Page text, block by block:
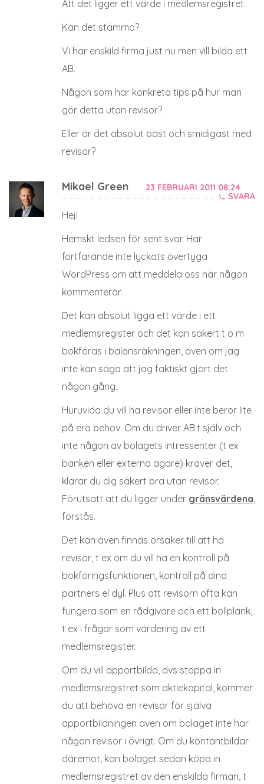
Att det ligger ett värde i medlemsregistret.
Kan det stämma?
Vi har enskild firma just nu men vill bilda ett
AB.
Någon som har konkreta tips på hur man
gör detta utan revisor?
Eller är det absolut bäst och smidigast med
revisor?
Mikael Green
23 FEBRUARI 2011 08:24
SVARA
Hej!
Hemskt ledsen för sent svar. Har
fortfarande inte lyckats övertyga
WordPress om att meddela oss när någon
kommenterar.
Det kan absolut ligga ett värde i ett
medlemsregister och det kan säkert t o m
bokföras i balansräkningen, även om jag
inte kan säga att jag faktiskt gjort det
någon gång.
Huruvida du vill ha revisor eller inte beror lite
på era behov. Om du driver AB:t själv och
inte någon av bolagets intressenter (t ex
banken eller externa ägare) kräver det,
klarar du dig säkert bra utan revisor.
Förutsatt att du ligger under gränsvärdena
förstås.
Det kan även finnas orsaker till att ha
revisor, t ex om du vill ha en kontroll på
bokföringsfunktionen, kontroll på dina
partners el dyl. Plus att revisorn ofta kan
fungera som en rådgivare och ett bollplank,
t ex i frågor som värdering av ett
medlemsregister.
Om du vill apportbilda, dvs stoppa in
medlemsregistret som aktiekapital, kommer
du att behöva en revisor för själva
apportbildningen även om bolaget inte har
någon revisor i övrigt. Om du kontantbildar
däremot, kan bolaget sedan köpa in
medlemsregistret av den enskilda firman, t